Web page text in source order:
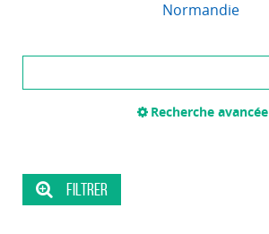
Normandie
Recherche avancée